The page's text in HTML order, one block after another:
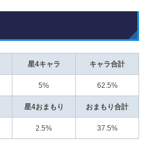
星4キャラ キャラ合計
5% 62.5%
星4おまもり おまもり合計
2.5% 37.5%